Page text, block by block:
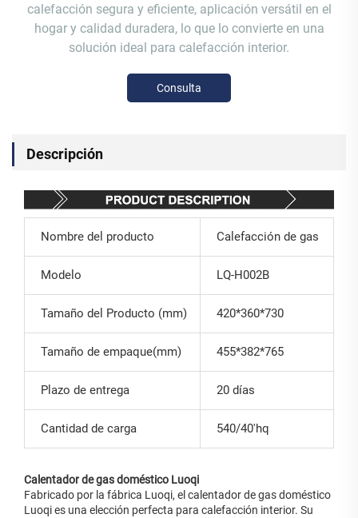
calefacción segura y eficiente, aplicación versátil en el
hogar y calidad duradera, lo que lo convierte en una
solución ideal para calefacción interior.
Consulta
Descripción
Nombre del producto Calefacción de gas
Modelo LQ-H002B
Tamaño del Producto (mm) 420*360*730
Tamaño de empaque(mm) 455*382*765
Plazo de entrega 20 días
Cantidad de carga 540/40'hq
Calentador de gas doméstico Luoqi
Fabricado por la fábrica Luoqi, el calentador de gas doméstico
Luoqi es una elección perfecta para calefacción interior. Su